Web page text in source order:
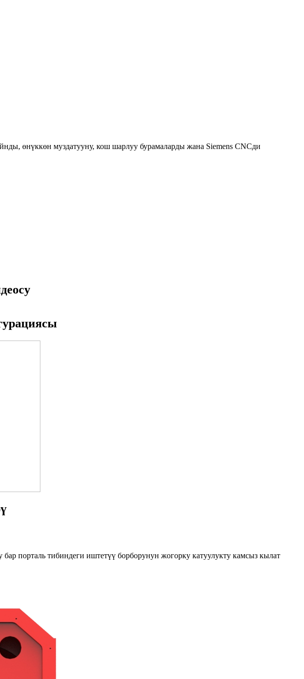
өнүккөн муздатууну, кош шарлуу бурамаларды жана Siemens CNCди
порталь тибиндеги иштетүү борборунун жогорку катуулукту камсыз кылат